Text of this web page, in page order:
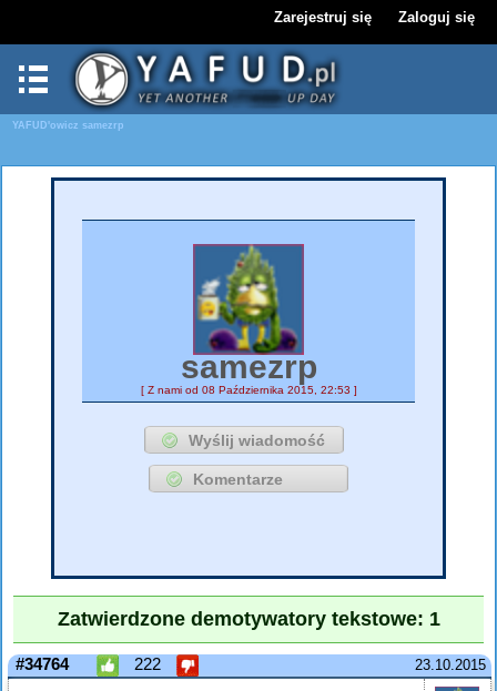
Zarejestruj się Zaloguj się
YAFUD'owicz samezrp
samezrp
[ Z nami od 08 Października 2015, 22:53 ]
Zatwierdzone demotywatory tekstowe: 1
23.10.2015
#34764 222